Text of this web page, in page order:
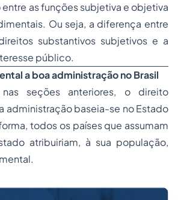
as funções subjetiva e objetiva
Ou seja, a diferença entre
substantivos subjetivos e a
público.
a boa administração no Brasil
seções anteriores, o direito
administração baseia-se no Estado
todos os países que assumam
atribuiriam, à sua população,